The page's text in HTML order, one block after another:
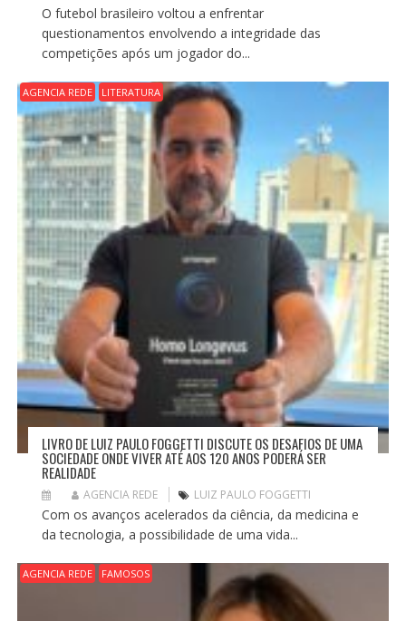
O futebol brasileiro voltou a enfrentar
questionamentos envolvendo a integridade das
competições após um jogador do...
AGENCIA REDE LITERATURA
LIVRO DE LUIZ PAULO FOGGETTI DISCUTE OS DESAFIOS DE UMA
SOCIEDADE ONDE VIVER ATÉ AOS 120 ANOS PODERÁ SER
REALIDADE
AGENCIA REDE LUIZ PAULO FOGGETTI
Com os avanços acelerados da ciência, da medicina e
da tecnologia, a possibilidade de uma vida...
AGENCIA REDE FAMOSOS